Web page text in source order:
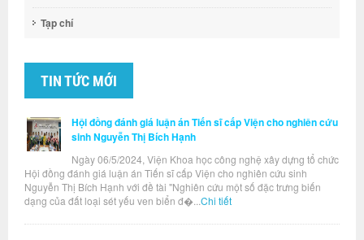
Tạp chí
TIN TỨC MỚI
Hội đồng đánh giá luận án Tiến sĩ cấp Viện cho nghiên cứu
sinh Nguyễn Thị Bích Hạnh
Ngày 06/5/2024, Viện Khoa học công nghệ xây dựng tổ chức
Hội đồng đánh giá luận án Tiến sĩ cấp Viện cho nghiên cứu sinh
Nguyễn Thị Bích Hạnh với đề tài "Nghiên cứu một số đặc trưng biến
dạng của đất loại sét yếu ven biển đ�... Chi tiết